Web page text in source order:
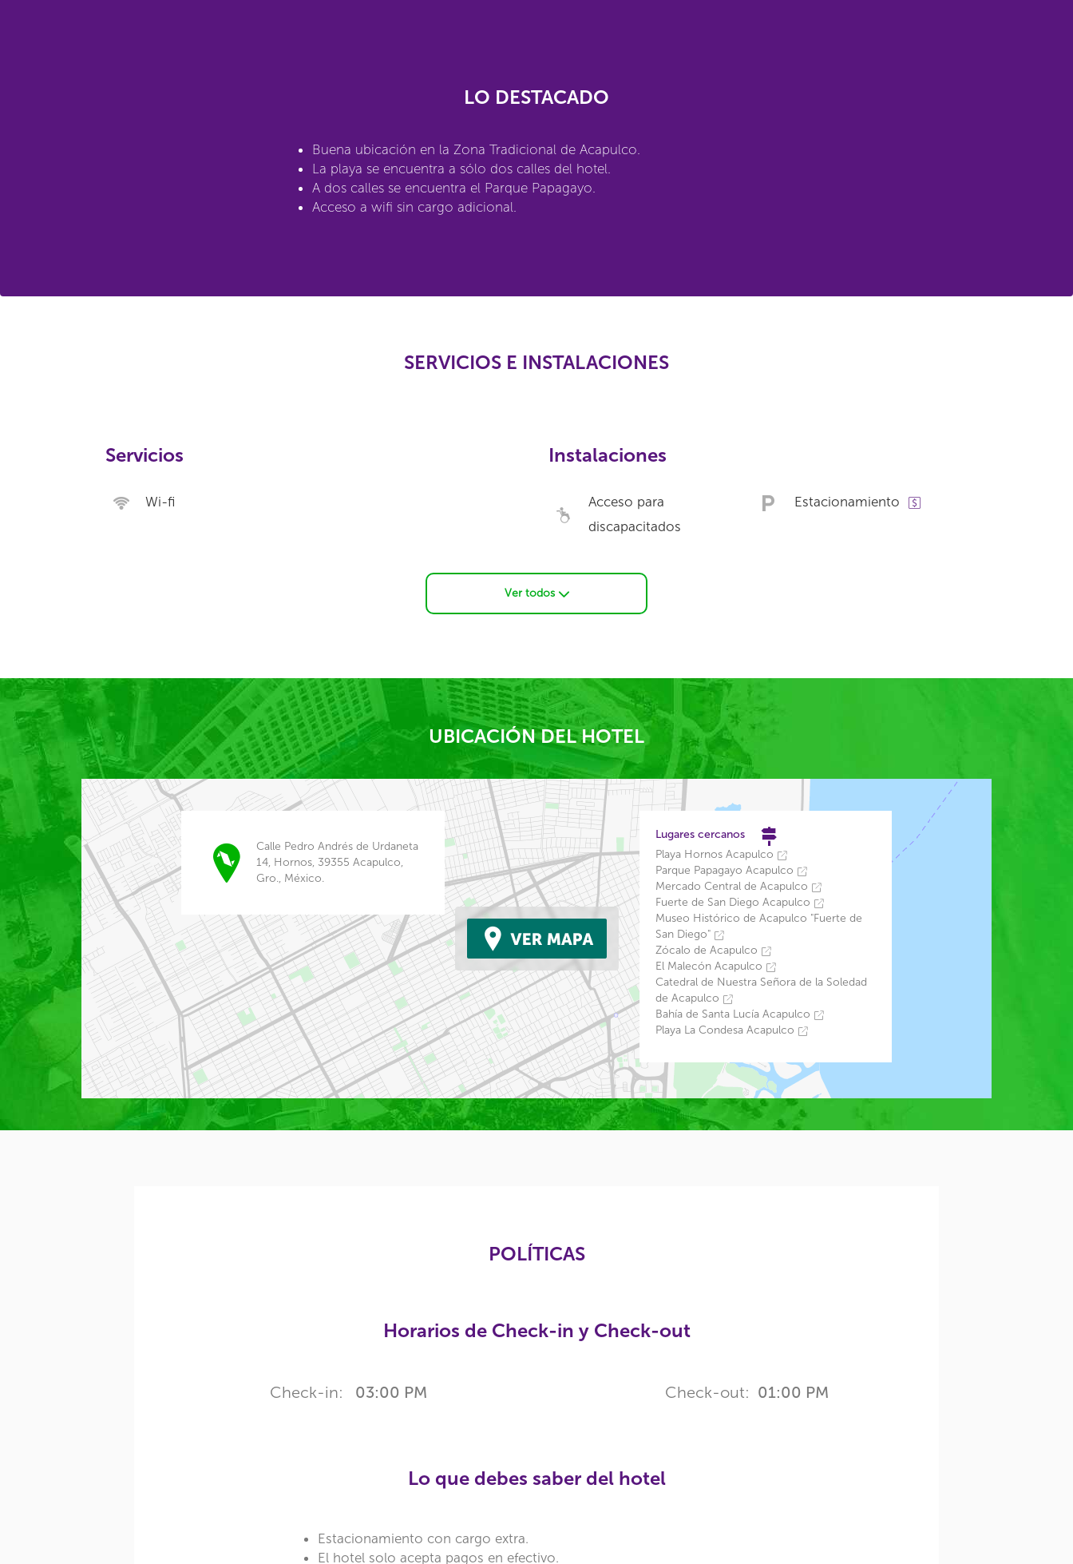
LO DESTACADO
Buena ubicación en la Zona Tradicional de Acapulco.
La playa se encuentra a sólo dos calles del hotel.
A dos calles se encuentra el Parque Papagayo.
Acceso a wifi sin cargo adicional.
SERVICIOS E INSTALACIONES
Servicios
Wi-fi
Instalaciones
Acceso para
discapacitados
Estacionamiento
Ver todos
UBICACIÓN DEL HOTEL
Calle Pedro Andrés de Urdaneta
14, Hornos, 39355 Acapulco,
Gro., México.
Lugares cercanos
Playa Hornos Acapulco
Parque Papagayo Acapulco
Mercado Central de Acapulco
Fuerte de San Diego Acapulco
Museo Histórico de Acapulco "Fuerte de
San Diego"
Zócalo de Acapulco
El Malecón Acapulco
Catedral de Nuestra Señora de la Soledad
de Acapulco
Bahía de Santa Lucía Acapulco
Playa La Condesa Acapulco
POLÍTICAS
Horarios de Check-in y Check-out
Check-in: 03:00 PM Check-out: 01:00 PM
Lo que debes saber del hotel
Estacionamiento con cargo extra.
El hotel solo acepta pagos en efectivo.